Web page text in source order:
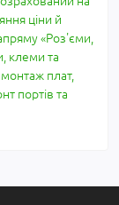
ціни й
«Роз'єми,
клеми та
монтаж плат,
портів та